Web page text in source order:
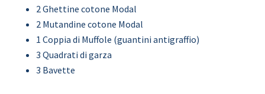
2 Ghettine cotone Modal
2 Mutandine cotone Modal
1 Coppia di Muffole (guantini antigraffio)
3 Quadrati di garza
3 Bavette